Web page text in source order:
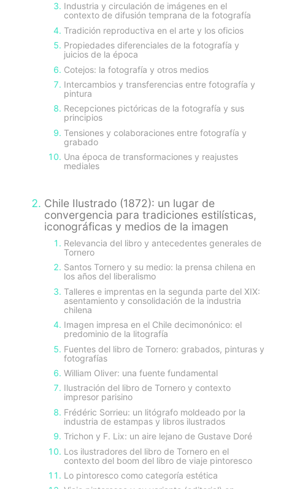
Industria y circulación de imágenes en el
contexto de difusión temprana de la fotografía
Tradición reproductiva en el arte y los oficios
Propiedades diferenciales de la fotografía y
juicios de la época
Cotejos: la fotografía y otros medios
Intercambios y transferencias entre fotografía y
pintura
Recepciones pictóricas de la fotografía y sus
principios
Tensiones y colaboraciones entre fotografía y
grabado
Una época de transformaciones y reajustes
mediales
Chile Ilustrado (1872): un lugar de
convergencia para tradiciones estilísticas,
iconográficas y medios de la imagen
Relevancia del libro y antecedentes generales de
Tornero
Santos Tornero y su medio: la prensa chilena en
los años del liberalismo
Talleres e imprentas en la segunda parte del XIX:
asentamiento y consolidación de la industria
chilena
Imagen impresa en el Chile decimonónico: el
predominio de la litografía
Fuentes del libro de Tornero: grabados, pinturas y
fotografías
William Oliver: una fuente fundamental
Ilustración del libro de Tornero y contexto
impresor parisino
Frédéric Sorrieu: un litógrafo moldeado por la
industria de estampas y libros ilustrados
Trichon y F. Lix: un aire lejano de Gustave Doré
Los ilustradores del libro de Tornero en el
contexto del boom del libro de viaje pintoresco
Lo pintoresco como categoría estética